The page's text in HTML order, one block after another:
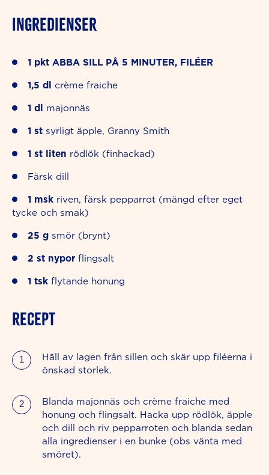
INGREDIENSER
1 pkt ABBA SILL PÅ 5 MINUTER, FILÉER
1,5 dl crème fraiche
1 dl majonnäs
1 st syrligt äpple, Granny Smith
1 st liten rödlök (finhackad)
Färsk dill
1 msk riven, färsk pepparrot (mängd efter eget
tycke och smak)
25 g smör (brynt)
2 st nypor flingsalt
1 tsk flytande honung
RECEPT
Häll av lagen från sillen och skär upp filéerna i
önskad storlek.
Blanda majonnäs och crème fraiche med
honung och flingsalt. Hacka upp rödlök, äpple
och dill och riv pepparroten och blanda sedan
alla ingredienser i en bunke (obs vänta med
smöret).